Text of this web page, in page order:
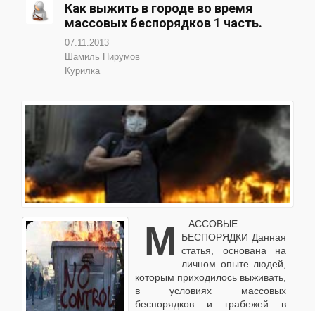
Как выжить в городе во время
массовых беспорядков 1 часть.
07.11.2013
Шамиль Пирумов
Курилка
МАССОВЫЕ
БЕСПОРЯДКИ Данная
статья, основана на
личном опыте людей,
которым приходилось выживать,
в условиях массовых
беспорядков и грабежей в